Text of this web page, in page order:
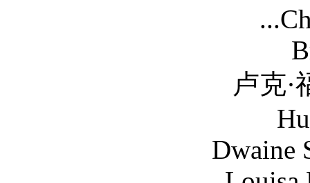
Bren
卢克·福特
Dwaine